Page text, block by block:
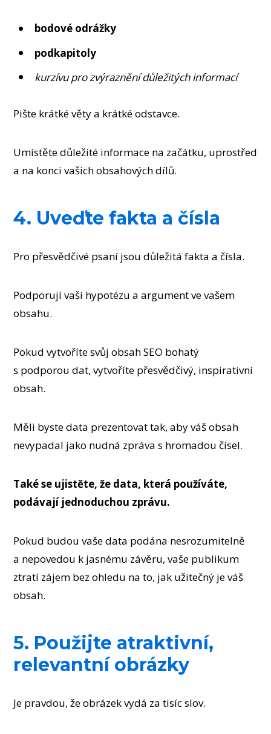
bodové odrážky
podkapitoly
kurzívu pro zvýraznění důležitých informací
Pište krátké věty a krátké odstavce.
Umístěte důležité informace na začátku, uprostřed
a na konci vašich obsahových dílů.
4. Uveďte fakta a čísla
Pro přesvědčivé psaní jsou důležitá fakta a čísla.
Podporují vaši hypotézu a argument ve vašem
obsahu.
Pokud vytvoříte svůj obsah SEO bohatý
s podporou dat, vytvoříte přesvědčivý, inspirativní
obsah.
Měli byste data prezentovat tak, aby váš obsah
nevypadal jako nudná zpráva s hromadou čísel.
Také se ujistěte, že data, která používáte,
podávají jednoduchou zprávu.
Pokud budou vaše data podána nesrozumitelně
a nepovedou k jasnému závěru, vaše publikum
ztratí zájem bez ohledu na to, jak užitečný je váš
obsah.
5. Použijte atraktivní,
relevantní obrázky
Je pravdou, že obrázek vydá za tisíc slov.